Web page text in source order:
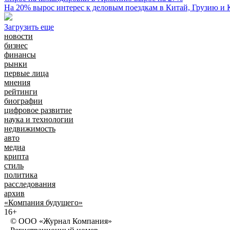
На 20% вырос интерес к деловым поездкам в Китай, Грузию и
Загрузить еще
новости
бизнес
финансы
рынки
первые лица
мнения
рейтинги
биографии
цифровое развитие
наука и технологии
недвижимость
авто
медиа
крипта
стиль
политика
расследования
архив
«Компания будущего»
16+
© ООО «Журнал Компания»